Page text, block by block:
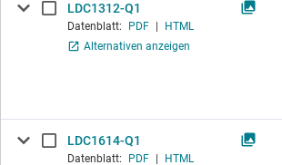
LDC1312-Q1
Datenblatt: PDF
HTML
Alternativen anzeigen
LDC1614-Q1
Datenblatt: PDF
HTML